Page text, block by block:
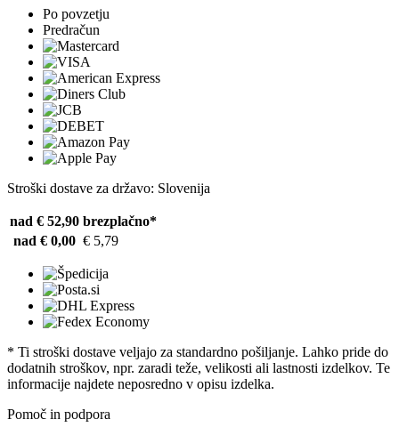
Po povzetju
Predračun
Stroški dostave za državo: Slovenija
nad € 52,90 brezplačno*
nad € 0,00 € 5,79
* Ti stroški dostave veljajo za standardno pošiljanje. Lahko pride do
dodatnih stroškov, npr. zaradi teže, velikosti ali lastnosti izdelkov. Te
informacije najdete neposredno v opisu izdelka.
Pomoč in podpora